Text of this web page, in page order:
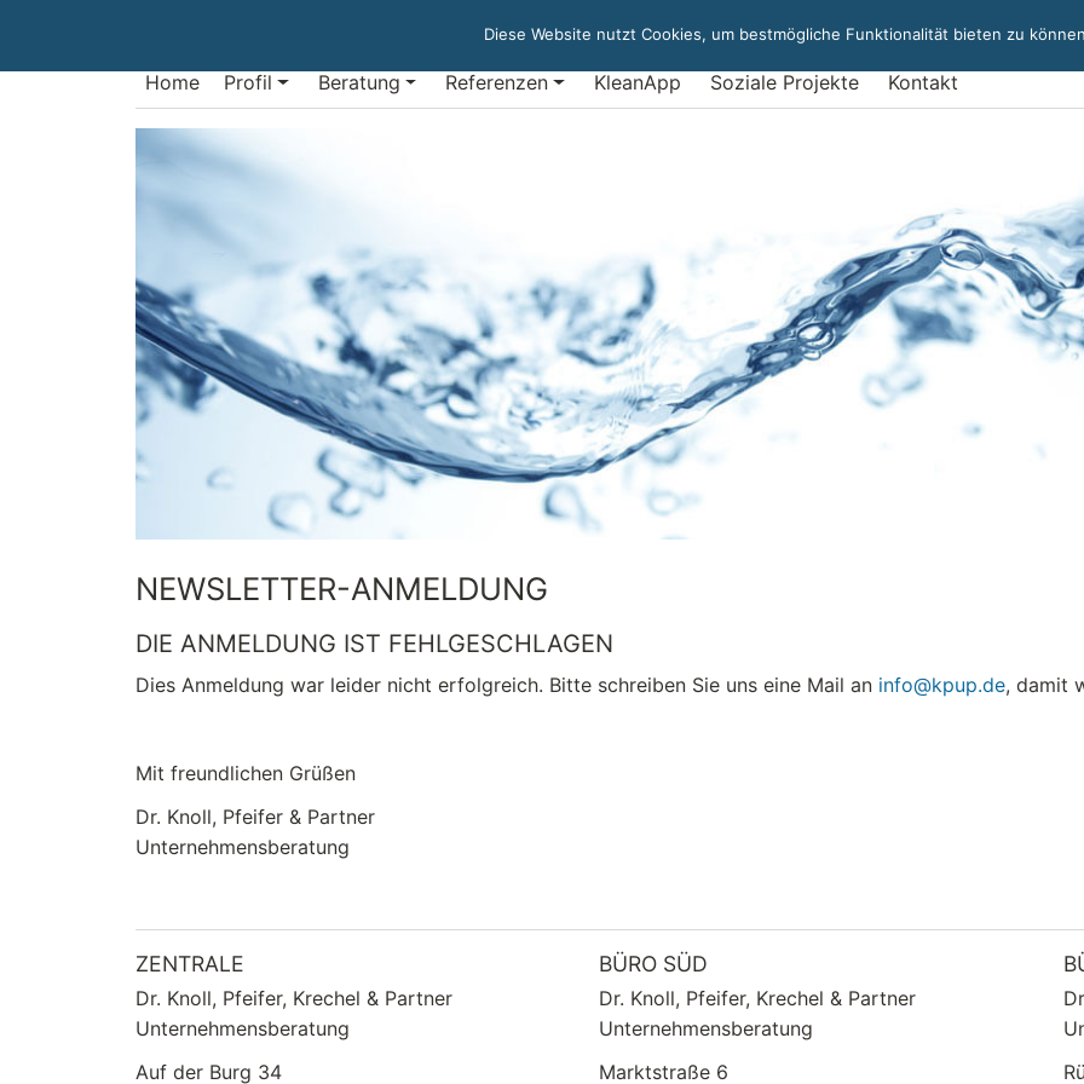
Zum
springen
Home Profil Beratung Referenzen KleanApp Soziale Projekte Kontakt
NEWSLETTER-ANMELDUNG
DIE ANMELDUNG IST FEHLGESCHLAGEN
Dies Anmeldung war leider nicht erfolgreich. Bitte schreiben Sie uns eine Mail an info@kpup.de, damit
Mit freundlichen Grüßen
Dr. Knoll, Pfeifer & Partner
Unternehmensberatung
ZENTRALE
Dr. Knoll, Pfeifer, Krechel & Partner
Unternehmensberatung
Auf der Burg 34
BÜRO SÜD
Dr. Knoll, Pfeifer, Krechel & Partner
Unternehmensberatung
Marktstraße 6
Diese Website nutzt Cookies, um bestmögliche Funktionalität bieten zu